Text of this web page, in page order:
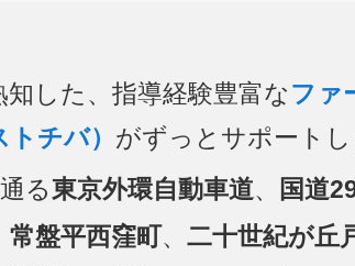
知した、指導経験豊富なファ
トチバ） がずっとサポートし
る東京外環自動車道、 国道
常盤平西窪町、 二十世紀が丘